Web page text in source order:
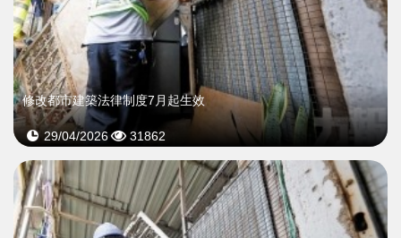
修改都市建築法律制度7月起生效
29/04/2026 31862